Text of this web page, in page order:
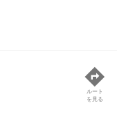
ルート
を見る